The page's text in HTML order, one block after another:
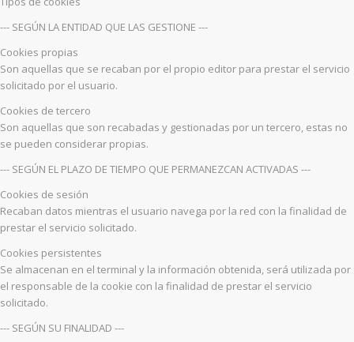
--- SEGÚN LA ENTIDAD QUE LAS GESTIONE ---
Cookies propias
Son aquellas que se recaban por el propio editor para prestar el servicio
solicitado por el usuario.
Cookies de tercero
Son aquellas que son recabadas y gestionadas por un tercero, estas no
se pueden considerar propias.
--- SEGÚN EL PLAZO DE TIEMPO QUE PERMANEZCAN ACTIVADAS ---
Cookies de sesión
Recaban datos mientras el usuario navega por la red con la finalidad de
prestar el servicio solicitado.
Cookies persistentes
Se almacenan en el terminal y la información obtenida, será utilizada por
el responsable de la cookie con la finalidad de prestar el servicio
solicitado.
--- SEGÚN SU FINALIDAD ---